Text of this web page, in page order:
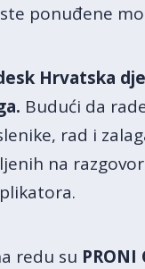
ponuđene
Hrvatska
Budući da
rad i
na
redu su